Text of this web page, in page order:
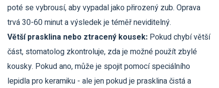
poté se vybrousí, aby vypadal jako přirozený zub. Oprava
trvá 30-60 minut a výsledek je téměř neviditelný.
Větší prasklina nebo ztracený kousek: Pokud chybí větší
část, stomatolog zkontroluje, zda je možné použít zbylé
kousky. Pokud ano, může je spojit pomocí speciálního
lepidla pro keramiku - ale jen pokud je prasklina čistá a